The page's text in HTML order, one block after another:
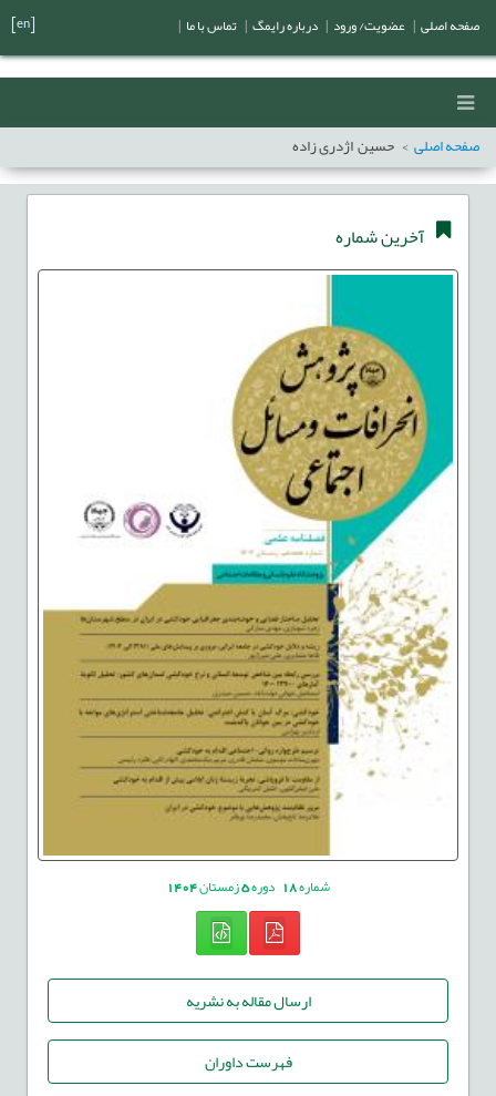
صفحه اصلی حسین اژدری زاده
آخرین شماره
شماره18 دوره5زمستان1404
ارسال مقاله به نشریه
فهرست داوران
صفحه اصلی عضویت/ ورود درباره رایمگ تماس با ما